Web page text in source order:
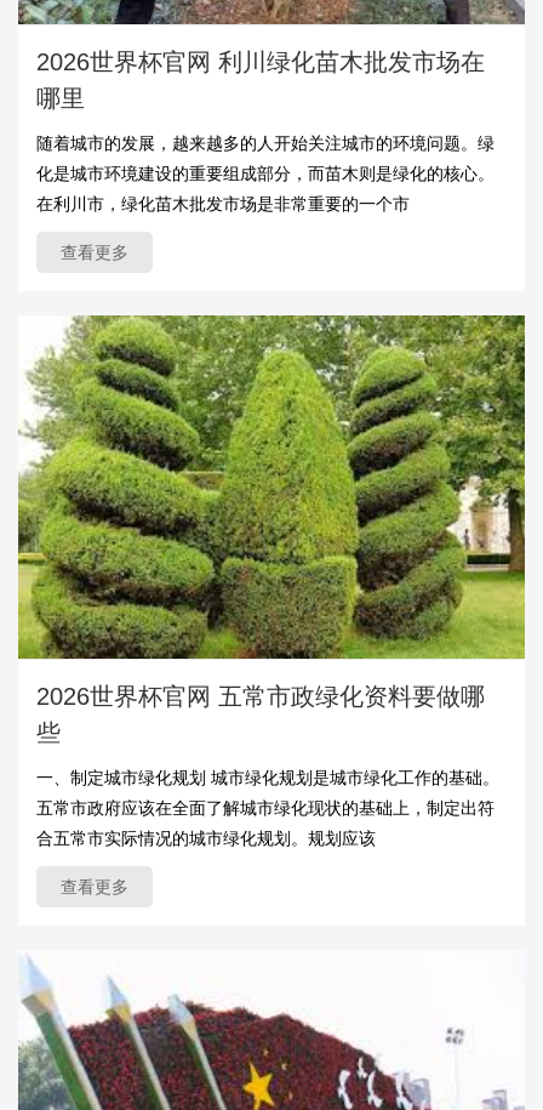
2026世界杯官网 利川绿化苗木批发市场在
哪里
随着城市的发展，越来越多的人开始关注城市的环境问题。绿
化是城市环境建设的重要组成部分，而苗木则是绿化的核心。
在利川市，绿化苗木批发市场是非常重要的一个市
查看更多
2026世界杯官网 五常市政绿化资料要做哪
些
一、制定城市绿化规划 城市绿化规划是城市绿化工作的基础。
五常市政府应该在全面了解城市绿化现状的基础上，制定出符
合五常市实际情况的城市绿化规划。规划应该
查看更多